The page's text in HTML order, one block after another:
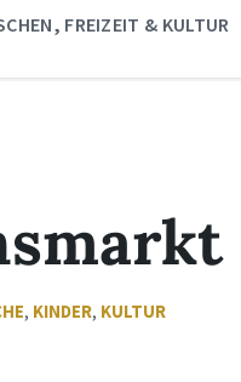
FREIZEIT & KULTUR
, KINDER, KULTUR